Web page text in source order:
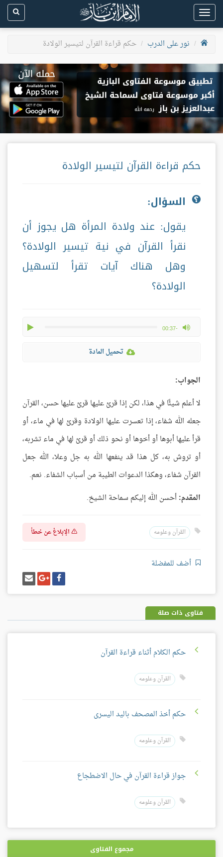
Toggle
navigation
نور على الدرب
حكم قراءة القرآن لتيسير الولادة
حكم قراءة القرآن لتيسير الولادة
السؤال:
يقول: عند ولادة المرأة هل يجوز أن
نقرأ القرآن في نية تيسير الولادة؟
وهل هناك آيات تقرأ لتسهيل
الولادة؟
-00:37
max volume
تحميل المادة
الجواب:
لا أعلم شيئًا في هذا، لكن إذا قرئ عليها قرئ عليها حسن، القرآن
جعله الله شفاء، إذا تعسرت عليها الولادة وقرئ لها في ماء، أو
قرأ عليها أبوها أو أخوها أو نحو ذلك أو قرئ لها في ماء تشربه،
أو تروش به، كل هذا قد ينفعها الله به جل وعلا، الله جعل
القرآن شفاء، وهكذا الدعوات الطيبة من أسباب الشفاء. نعم.
المقدم:أحسن الله إليكم سماحة الشيخ.
القرآن وعلومه الإبلاغ عن خطأ
أضف للمفضلة
شارك
على
فيسبوك
شارك
على
غوغل
بلس
إرسل
إيميل
فتاوى ذات صلة
حكم الكلام أثناء قراءة القرآن
القرآن وعلومه
حكم أخذ المصحف باليد اليسرى
القرآن وعلومه
جواز قراءة القرآن في حال الاضطجاع
القرآن وعلومه
مجموع الفتاوى